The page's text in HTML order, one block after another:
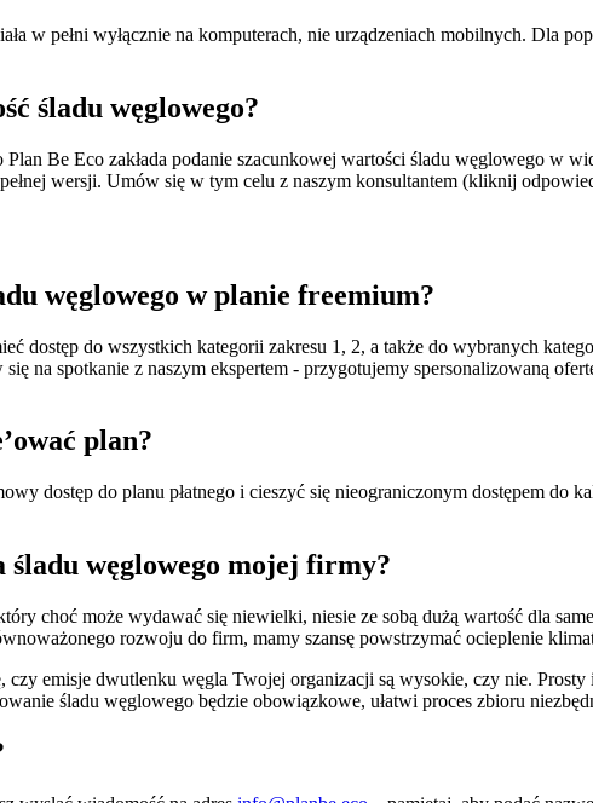
w pełni wyłącznie na komputerach, nie urządzeniach mobilnych. Dla
śladu węglowego?
Be Eco zakłada podanie szacunkowej wartości śladu węglowego w
wersji. Umów się w tym celu z naszym konsultantem (kliknij
węglowego w planie freemium?
dostęp do wszystkich kategorii zakresu 1, 2, a także do wybranych
na spotkanie z naszym ekspertem - przygotujemy spersonalizowaną
plan?
dostęp do planu płatnego i cieszyć się nieograniczonym dostępem do
śladu węglowego mojej firmy?
choć może wydawać się niewielki, niesie ze sobą dużą wartość dla
rozwoju do firm, mamy szansę powstrzymać ocieplenie
emisje dwutlenku węgla Twojej organizacji są wysokie, czy nie.
śladu węglowego będzie obowiązkowe, ułatwi proces zbioru